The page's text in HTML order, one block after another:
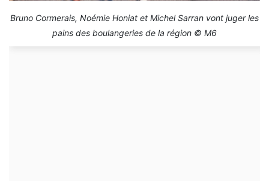
Bruno Cormerais, Noémie Honiat et Michel Sarran vont juger les
pains des boulangeries de la région © M6